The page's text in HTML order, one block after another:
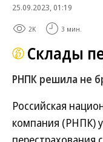
25.09.2023, 01:19
2K 3 мин.
Склады
РНПК решила не
Российская
компания (РНПК)